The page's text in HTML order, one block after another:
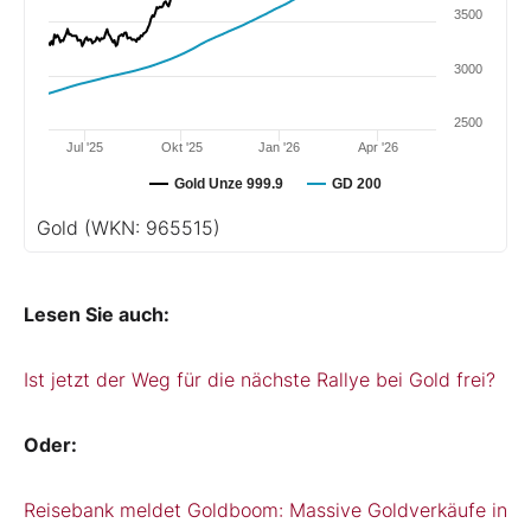
Gold Unze 999.9 GD 200
Jul '25 Okt '25 Jan '26 Apr '26
2500
3000
3500
Gold (WKN: 965515)
Lesen Sie auch:
Ist jetzt der Weg für die nächste Rallye bei Gold frei?
Oder:
Reisebank meldet Goldboom: Massive Goldverkäufe in